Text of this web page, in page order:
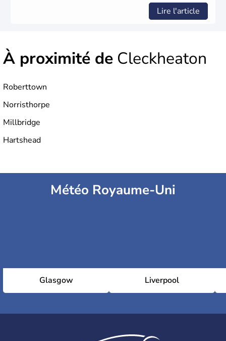
Lire l'article
À proximité de Cleckheaton
Roberttown
Norristhorpe
Millbridge
Hartshead
Météo Royaume-Uni
Glasgow Liverpool